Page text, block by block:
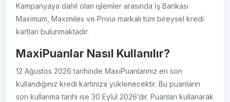
Kampanyaya dahil olan işlemler arasında İş Bankası
Maximum, Maximiles ve Privia markalı tüm bireysel kredi
kartları bulunmaktadır.
MaxiPuanlar Nasıl Kullanılır?
12 Ağustos 2026 tarihinde MaxiPuanlarınız en son
kullandığınız kredi kartınıza yüklenecektir. Bu puanların
son kullanma tarihi ise 30 Eylül 2026’dır. Puanları kullanarak